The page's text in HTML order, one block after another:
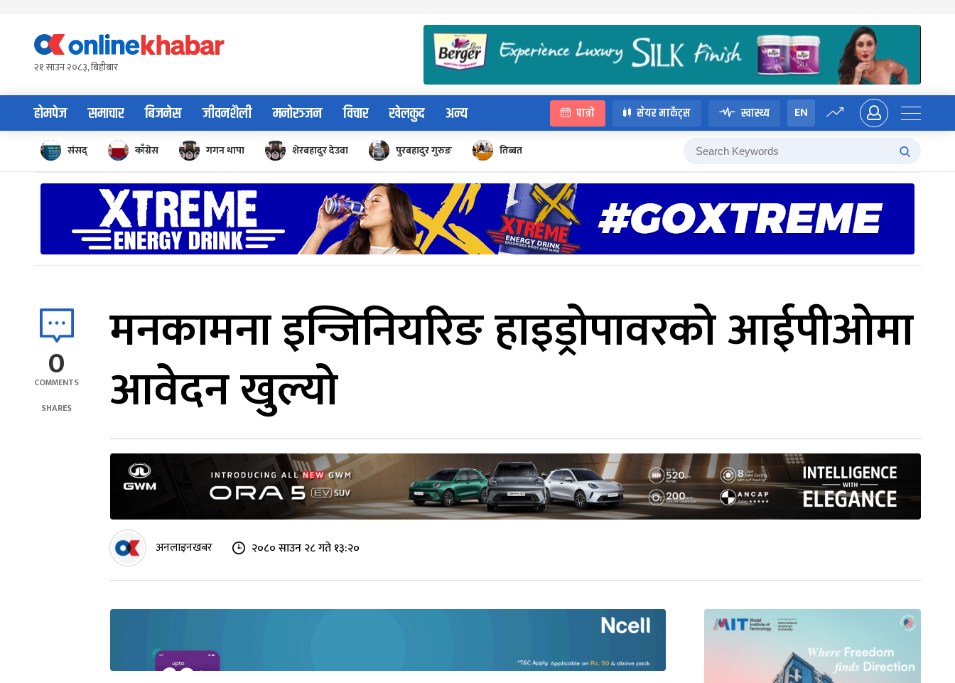
content२१ साउन २०८३, बिहीबार
होमपेज समाचार बिजनेस जीवनशैली मनोरञ्जन विचार खेलकुद अन्य पात्रो सेयर मार्केट्स स्वास्थ्य EN
संसद् काँग्रेस गगन थापा शेरबहादुर देउवा पुरबहादुर गुरुङ तिब्बत
0
COMMENTS
SHARES
मनकामना इन्जिनियरिङ हाइड्रोपावरको आईपीओमा
आवेदन खुल्यो
अनलाइनखबर २०८० साउन २८ गते १३:२०